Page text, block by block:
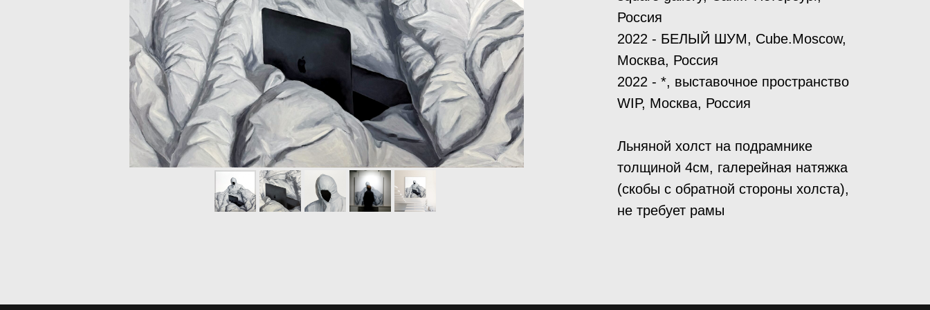
Россия
2022 - БЕЛЫЙ ШУМ, Cube.Moscow,
Москва, Россия
2022 - *, выставочное пространство
WIP, Москва, Россия
Льняной холст на подрамнике
толщиной 4см, галерейная натяжка
(скобы с обратной стороны холста),
не требует рамы